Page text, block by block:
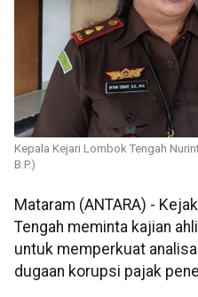
Kepala Kejari Lombok Tengah
B.P.)
Mataram (ANTARA) -
Tengah meminta kajian
untuk memperkuat
dugaan korupsi pajak